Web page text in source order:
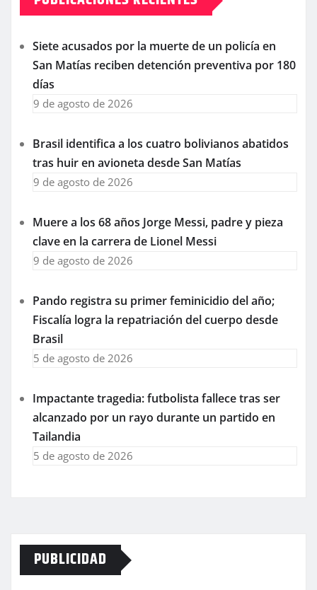
Siete acusados por la muerte de un policía en
San Matías reciben detención preventiva por 180
días
9 de agosto de 2026
Brasil identifica a los cuatro bolivianos abatidos
tras huir en avioneta desde San Matías
9 de agosto de 2026
Muere a los 68 años Jorge Messi, padre y pieza
clave en la carrera de Lionel Messi
9 de agosto de 2026
Pando registra su primer feminicidio del año;
Fiscalía logra la repatriación del cuerpo desde
Brasil
5 de agosto de 2026
Impactante tragedia: futbolista fallece tras ser
alcanzado por un rayo durante un partido en
Tailandia
5 de agosto de 2026
PUBLICIDAD